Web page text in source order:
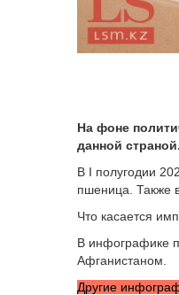
На фоне
данной страной.
В I полугодии
пшеница. Также
Что касается
В инфографике
Афганистаном.
Другие